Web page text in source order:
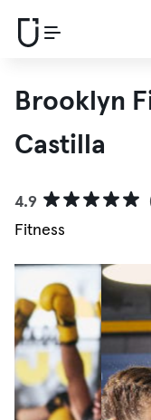
Brooklyn
Castilla
4.9
Fitness